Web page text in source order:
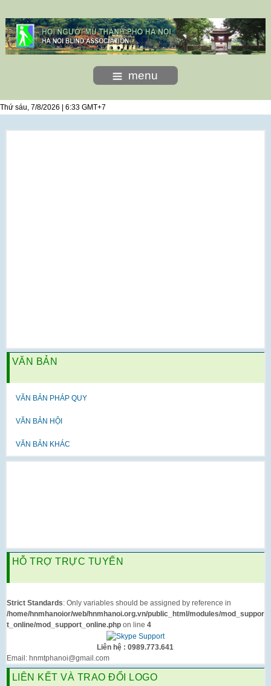
menu
Thứ sáu, 7/8/2026 | 6:33 GMT+7
VĂN BẢN
VĂN BẢN PHÁP QUY
VĂN BẢN HỘI
VĂN BẢN KHÁC
HỖ TRỢ TRỰC TUYẾN
Strict Standards: Only variables should be assigned by reference in
/home/hnmhanoior/web/hnmhanoi.org.vn/public_html/modules/mod_suppor
t_online/mod_support_online.phpon line 4
Liên hệ : 0989.773.641
Email: hnmtphanoi@gmail.com
LIÊN KẾT VÀ TRAO ĐỔI LOGO